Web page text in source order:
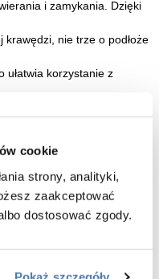
cookie
strony, analityki,
zaakceptować
dostosować zgody.
i zamykania. Dzięki
nie trze o podłoże
ułatwia korzystanie z
eleganckie wzornictwo
wewnątrz szyby ułatwia
mocowanie